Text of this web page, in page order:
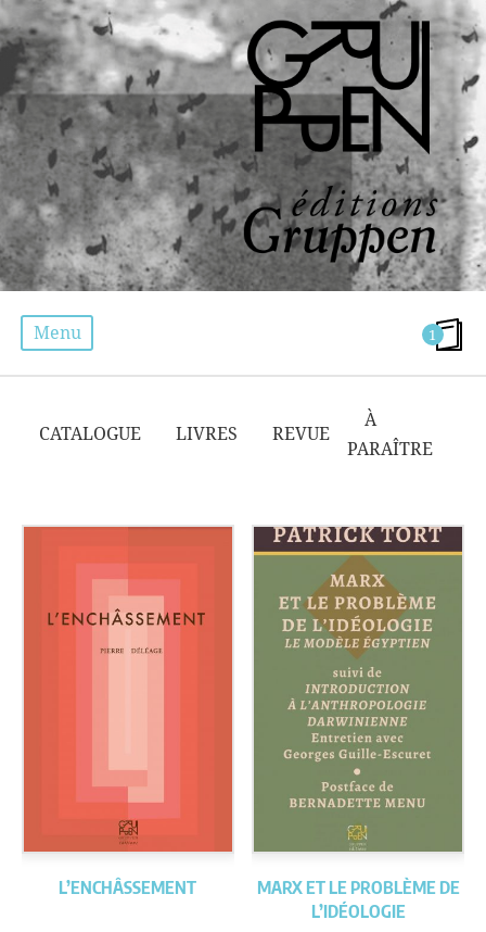
Menu 1
CATALOGUE
LIVRES REVUE
À
PARAÎTRE
L’ENCHÂSSEMENT
MARX ET LE PROBLÈME DE
L’IDÉOLOGIE